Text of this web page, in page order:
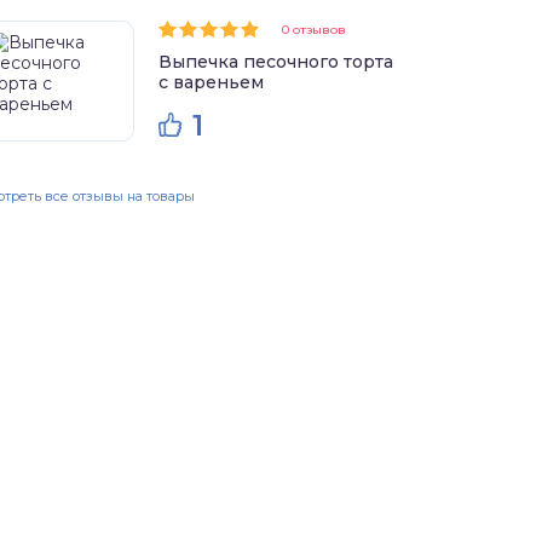
0 отзывов
Выпечка песочного торта
с вареньем
1
все отзывы на товары